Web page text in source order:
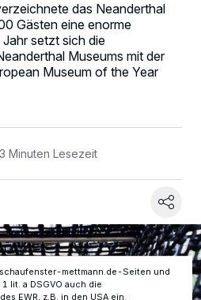
das Neanderthal
Gästen eine enorme
setzt sich die
Museums mit der
Museum of the Year
3 Minuten Lesezeit
Browserdaten oder eindeutige
„Wir und unsere Partner
bereitzustellen“ aufgeführten
unteren Rand der Webseite klicken.
unseres Website. Weitere
Datenschutzerklärung.
mettmann.de-Seiten und
lit. a DSGVO auch die
EWR, z.B. in den USA ein.